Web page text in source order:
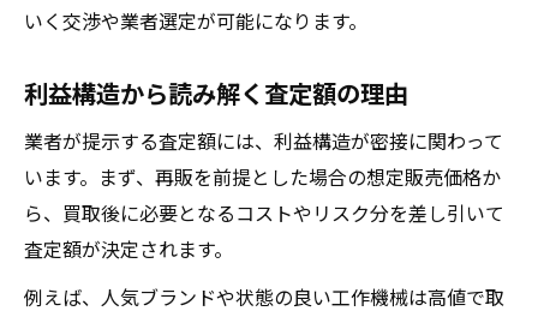
いく交渉や業者選定が可能になります。
利益構造から読み解く査定額の理由
業者が提示する査定額には、利益構造が密接に関わって
います。まず、再販を前提とした場合の想定販売価格か
ら、買取後に必要となるコストやリスク分を差し引いて
査定額が決定されます。
例えば、人気ブランドや状態の良い工作機械は高値で取